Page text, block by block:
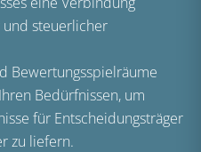
steuerlicher
Bewertungsspielräume
Bedürfnissen, um
für Entscheidungsträger
zu liefern.